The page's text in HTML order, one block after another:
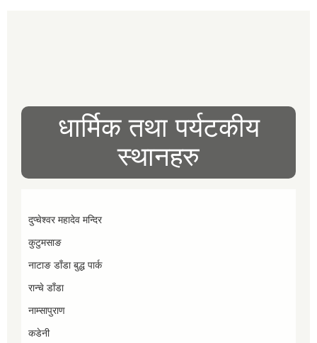
धार्मिक तथा पर्यटकीय
स्थानहरु
दुप्चेश्वर महादेव मन्दिर
कुटुमसाङ
नाटाङ डाँडा बुद्ध पार्क
रान्चे डाँडा
नाम्सापुराण
कडेनी